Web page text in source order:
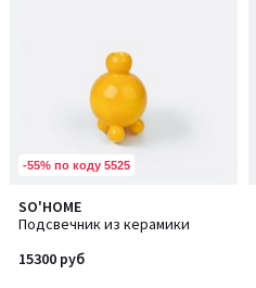
-55% по коду 5525
SO'HOME
Подсвечник из керамики
15300 руб